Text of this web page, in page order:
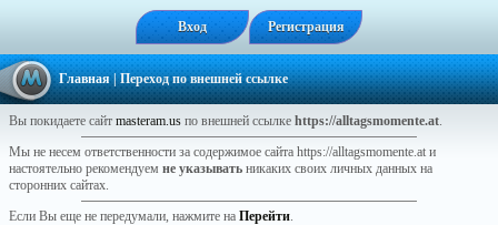
Вход Регистрация
Главная| Переход по внешней ссылке
Вы покидаете сайт masteram.us по внешней ссылке https://alltagsmomente.at.
Мы не несем ответственности за содержимое сайта https://alltagsmomente.at и
настоятельно рекомендуем не указывать никаких своих личных данных на
сторонних сайтах.
Если Вы еще не передумали, нажмите на Перейти.